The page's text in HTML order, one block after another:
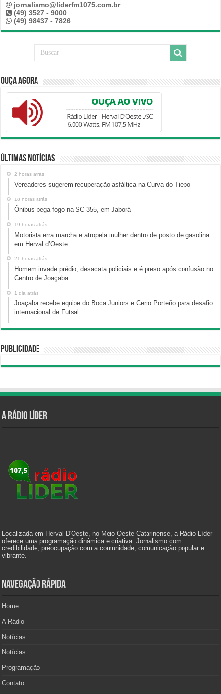
jornalismo@liderfm1075.com.br
(49) 3527 - 9000
(49) 98437 - 7826
Ouça Agora
Últimas Notícias
2 horas atrás
Vereadores sugerem recuperação asfáltica na Curva do Tiepo
18 horas atrás
Ônibus pega fogo na SC-355, em Jaborá
19 horas atrás
Motorista erra marcha e atropela mulher dentro de posto de gasolina
em Herval d’Oeste
21 horas atrás
Homem invade prédio, desacata policiais e é preso após confusão no
Centro de Joaçaba
1 dia atrás
Joaçaba recebe equipe do Boca Juniors e Cerro Porteño para desafio
internacional de Futsal
Publicidade
A Rádio Líder
Localizada em Herval D'Oeste, no Meio Oeste Catarinense, a Rádio Líder
oferece uma programação dinâmica e criativa. Jornalismo com
credibilidade, preocupação com a comunidade, comunicação popular e
vibrante.
Navegação Rápida
Home
A Rádio
Notícias
Notícias
Programação
Contato